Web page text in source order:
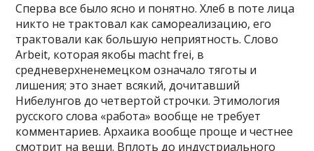
Сперва все было ясно и понятно. Хлеб в поте лица
никто не трактовал как самореализацию, его
трактовали как большую неприятность. Слово
Arbeit, которая якобы macht frei, в
средневерхненемецком означало тяготы и
лишения; это знает всякий, дочитавший
Нибелунгов до четвертой строчки. Этимология
русского слова «работа» вообще не требует
комментариев. Архаика вообще проще и честнее
смотрит на вещи. Вплоть до индустриального